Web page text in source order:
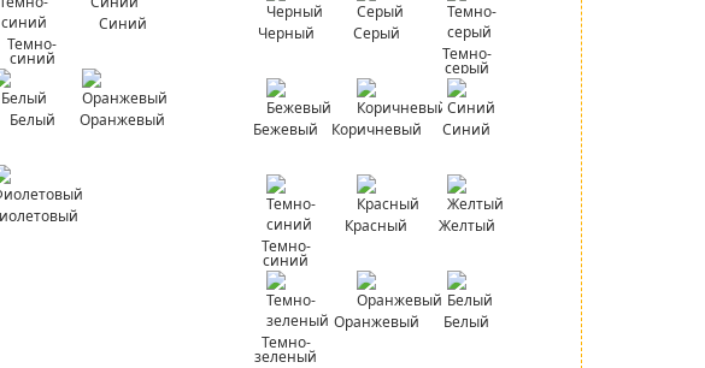
Темно-
синий
Синий
Белый Оранжевый
Черный
Серый
Темно-
серый
Бежевый Коричневый Синий
Темно-
синий
Красный Желтый
Темно-
зеленый
Оранжевый Белый